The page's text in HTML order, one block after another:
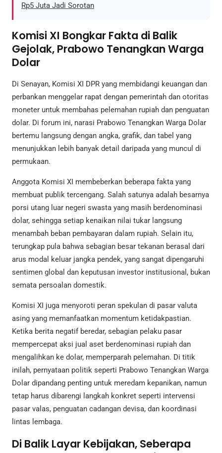
Rp5 Juta Jadi Sorotan
Komisi XI Bongkar Fakta di Balik
Gejolak, Prabowo Tenangkan Warga
Dolar
Di Senayan, Komisi XI DPR yang membidangi keuangan dan
perbankan menggelar rapat dengan pemerintah dan otoritas
moneter untuk membahas pelemahan rupiah dan penguatan
dolar. Di forum ini, narasi Prabowo Tenangkan Warga Dolar
bertemu langsung dengan angka, grafik, dan tabel yang
menunjukkan lebih banyak detail daripada yang muncul di
permukaan.
Anggota Komisi XI membeberkan beberapa fakta yang
membuat publik tercengang. Salah satunya adalah besarnya
porsi utang luar negeri swasta yang masih berdenominasi
dolar, sehingga setiap kenaikan nilai tukar langsung
menambah beban pembayaran dalam rupiah. Selain itu,
terungkap pula bahwa sebagian besar tekanan berasal dari
arus modal keluar jangka pendek, yang sangat dipengaruhi
sentimen global dan keputusan investor institusional, bukan
semata persoalan domestik.
Komisi XI juga menyoroti peran spekulan di pasar valuta
asing yang memanfaatkan momentum ketidakpastian.
Ketika berita negatif beredar, sebagian pelaku pasar
mempercepat aksi jual aset berdenominasi rupiah dan
mengalihkan ke dolar, memperparah pelemahan. Di titik
inilah, pernyataan politik seperti Prabowo Tenangkan Warga
Dolar dipandang penting untuk meredam kepanikan, namun
tetap harus dibarengi langkah konkret seperti intervensi
pasar valas, penguatan cadangan devisa, dan koordinasi
lintas lembaga.
Di Balik Layar Kebijakan, Seberapa